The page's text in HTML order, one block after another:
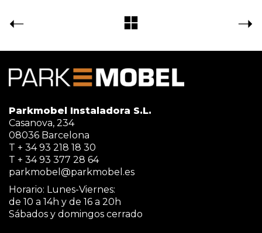
Parkmobel Instaladora S.L.
Casanova, 234
08036 Barcelona
T + 34 93 218 18 30
T + 34 93 377 28 64
parkmobel@parkmobel.es
Horario: Lunes-Viernes:
de 10 a 14h y de 16 a 20h
Sábados y domingos cerrado